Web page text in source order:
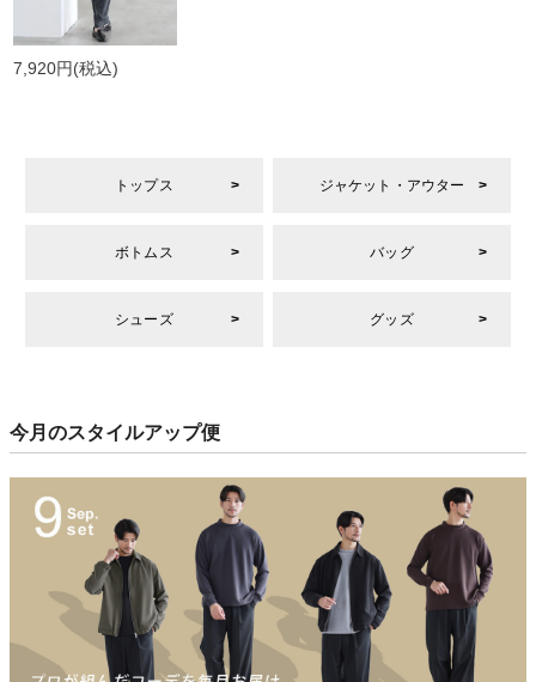
7,920円(税込)
トップス ジャケット・アウター
ボトムス バッグ
シューズ グッズ
今月のスタイルアップ便